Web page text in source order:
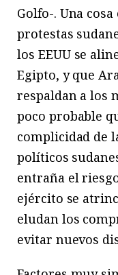
Golfo-. Una
protestas
los EEUU se
Egipto, y que
respaldan a los
poco probable
complicidad de
políticos
entraña el
ejército se
eludan los
evitar nuevos